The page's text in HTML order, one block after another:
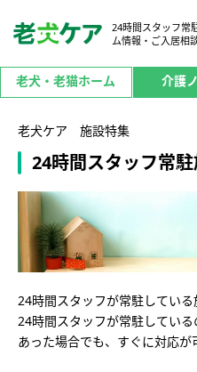
24時間スタッフ常
ム情報・ご入居相
老犬・老猫ホーム 介護
老犬ケア 施設特集
24時間スタッフ常
24時間スタッフが常駐している
24時間スタッフが常駐してい
あった場合でも、すぐに対応が